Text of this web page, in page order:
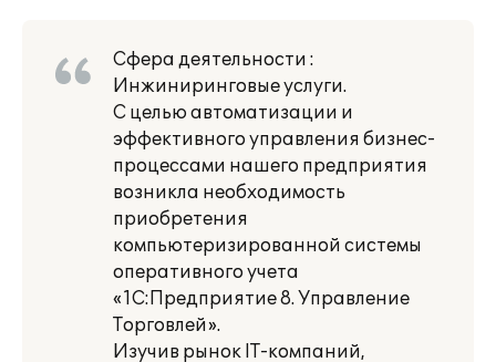
Сфера деятельности :
Инжиниринговые услуги.
С целью автоматизации и
эффективного управления бизнес-
процессами нашего предприятия
возникла необходимость
приобретения
компьютеризированной системы
оперативного учета
«1С:Предприятие 8. Управление
Торговлей».
Изучив рынок IT-компаний,